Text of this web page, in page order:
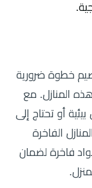
خطوة ضرورية
المنازل. مع
أو تحتاج إلى
الفاخرة
فاخرة لضمان